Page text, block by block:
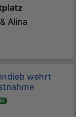
Alina
wehrt